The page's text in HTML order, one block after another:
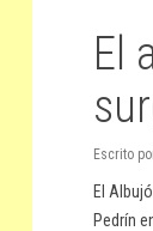
El
Escrito
El
Pedrín